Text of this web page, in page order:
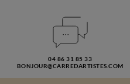
04 86 31 85 33
BONJOUR@CARREDARTISTES.COM